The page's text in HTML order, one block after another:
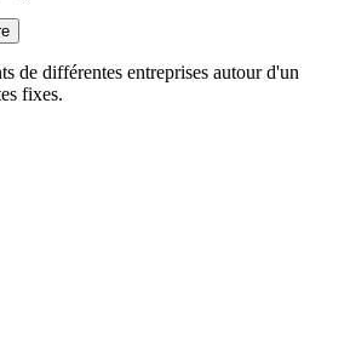
de différentes entreprises autour d'un
fixes.